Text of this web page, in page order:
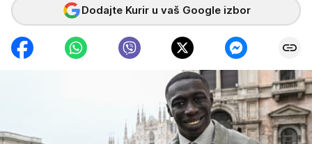
Dodajte Kurir u vaš Google izbor